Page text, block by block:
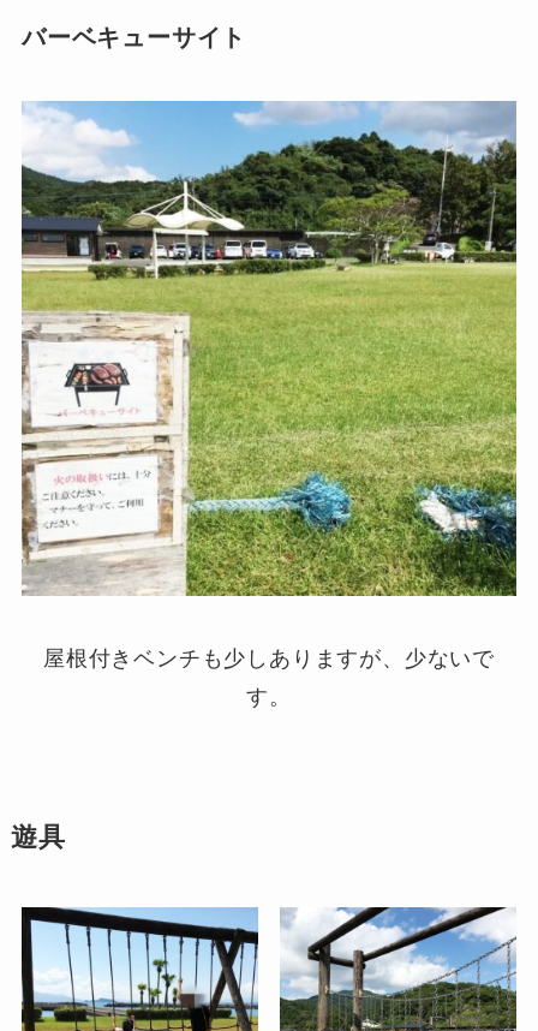
バーベキューサイト
屋根付きベンチも少しありますが、少ないで
す。
遊具